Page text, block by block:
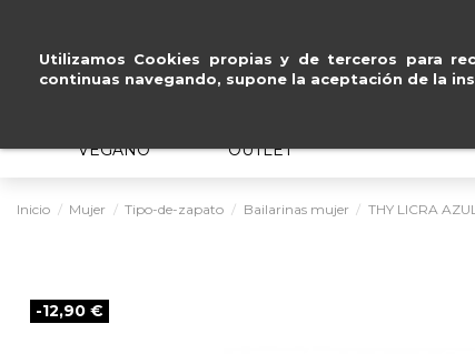
Utilizamos Cookies propias y de terceros para
continuas navegando, supone la aceptación de la
VEGANO OUTLET
Inicio Mujer Tipo-de-zapato Bailarinas mujer THY LICRA
-12,90 €